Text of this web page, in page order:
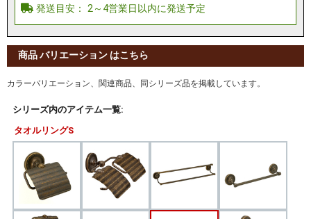
商品 バリエーション はこちら
カラーバリエーション、関連商品、同シリーズ品を掲載しています。
シリーズ内のアイテム一覧:
タオルリングS